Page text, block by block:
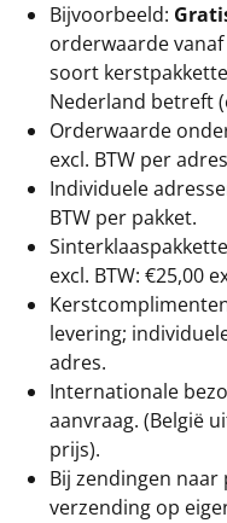
Bijvoorbeeld:
orderwaarde vanaf
soort
Nederland betreft
Orderwaarde
excl. BTW per
Individuele
BTW per pakket.
excl. BTW: €25,00
levering;
adres.
Internationale
aanvraag. (België
prijs).
Bij zendingen
verzending op